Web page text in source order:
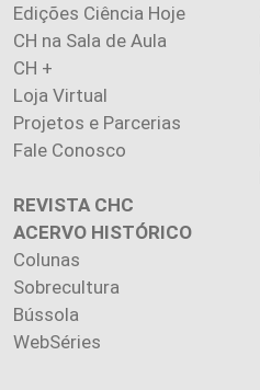
Edições Ciência Hoje
CH na Sala de Aula
CH +
Loja Virtual
Projetos e Parcerias
Fale Conosco
REVISTA CHC
ACERVO HISTÓRICO
Colunas
Sobrecultura
Bússola
WebSéries